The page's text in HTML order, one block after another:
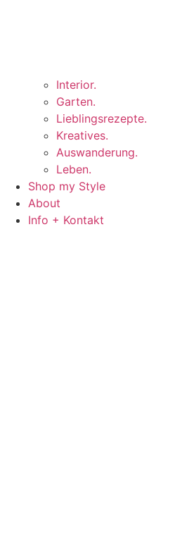
Interior.
Garten.
Lieblingsrezepte.
Kreatives.
Auswanderung.
Leben.
Shop my Style
About
Info + Kontakt